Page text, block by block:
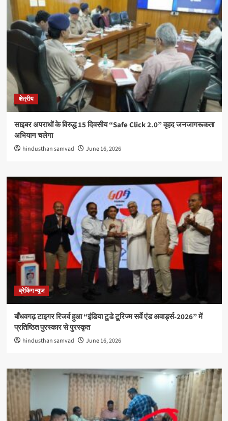
क्षेत्रीय
साइबर अपराधों के विरुद्ध 15 दिवसीय “Safe Click 2.0” वृहद जनजागरूकता
अभियान चलेगा
hindusthan samvad June 16, 2026
ब्रेकिंग न्यूज
बाँधवगढ़ टाइगर रिजर्व हुआ “इंडिया टुडे टूरिज्म सर्वे एंड अवार्ड्स-2026” में
प्रतिष्ठित पुरस्कार से पुरस्कृत
hindusthan samvad June 16, 2026